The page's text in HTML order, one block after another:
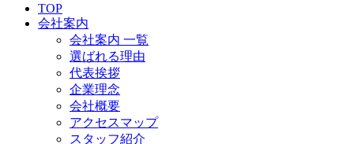
TOP
会社案内
会社案内 一覧
選ばれる理由
代表挨拶
企業理念
会社概要
アクセスマップ
スタッフ紹介